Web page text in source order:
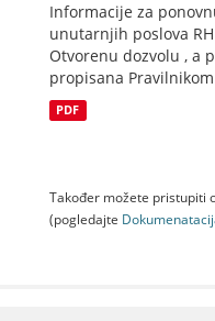
Informacije za
unutarnjih poslova
Otvorenu dozvolu , a
propisana
PDF
Također možete pristupiti
(pogledajte